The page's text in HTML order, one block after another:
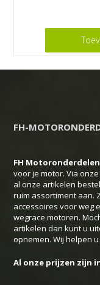
FH-
FH Motoronderdelen
voor je motor. Via
al onze artikelen
ruim assortiment aan.
accessoires voor weg
wegrace motoren.
artikelen dan kunt u
opnemen. Wij helpen
Al onze prijzen zijn